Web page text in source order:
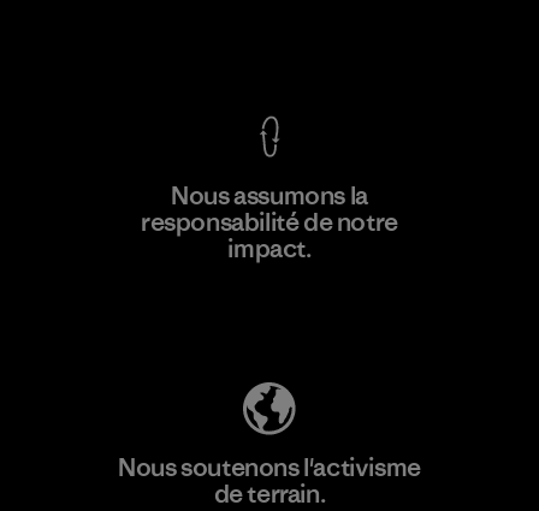
Nous assumons la
responsabilité de notre
impact.
Nous soutenons l'activisme
de terrain.